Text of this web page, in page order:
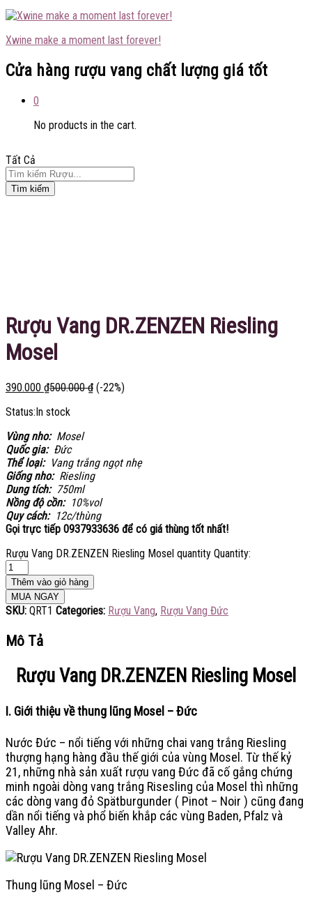
Xwine make a moment last forever!
Cửa hàng rượu vang chất lượng giá tốt
0
No products in the cart.
Tất Cả
Tìm kiếm
Rượu Vang DR.ZENZEN Riesling
Mosel
390.000 ₫500.000₫ (-22%)
Status:In stock
Vùng nho: Mosel
Quốc gia: Đức
Thể loại: Vang trắng ngọt nhẹ
Giống nho: Riesling
Dung tích: 750ml
Nồng độ cồn: 10%vol
Quy cách: 12c/thùng
Gọi trực tiếp 0937933636 để có giá thùng tốt nhất!
Rượu Vang DR.ZENZEN Riesling Mosel quantity Quantity:
Thêm vào giỏ hàng
MUA NGAY
SKU: QRT1 Categories: Rượu Vang, Rượu Vang Đức
Mô Tả
Rượu Vang DR.ZENZEN Riesling Mosel
I. Giới thiệu về thung lũng Mosel – Đức
Nước Đức – nổi tiếng với những chai vang trắng Riesling
thượng hạng hàng đầu thế giới của vùng Mosel. Từ thế kỷ
21, những nhà sản xuất rượu vang Đức đã cố gắng chứng
minh ngoài dòng vang trắng Risesling của Mosel thì những
các dòng vang đỏ Spätburgunder ( Pinot – Noir ) cũng đang
dần nổi tiếng và phổ biến khắp các vùng Baden, Pfalz và
Valley Ahr.
Thung lũng Mosel – Đức